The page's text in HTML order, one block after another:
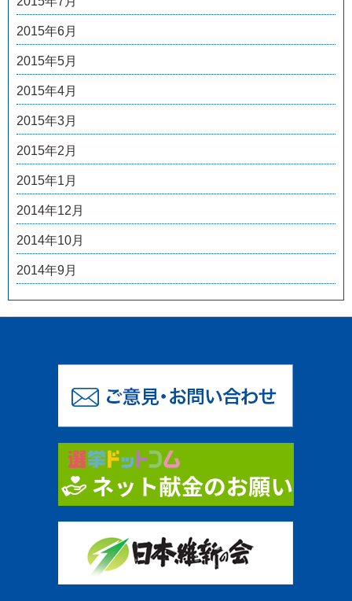
2015年6月
2015年5月
2015年4月
2015年3月
2015年2月
2015年1月
2014年12月
2014年10月
2014年9月